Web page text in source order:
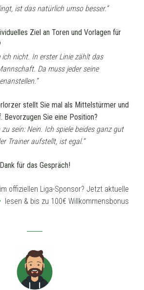
ist das natürlich umso besser.“
Ziel an Toren und Vorlagen für
ich nicht. In erster Linie zählt das
Da muss jeder seine
stellt Sie mal als Mittelstürmer und
Bevorzugen Sie eine Position?
zu sein: Nein. Ich spiele beides ganz gut
Trainer aufstellt, ist egal.“
für das Gespräch!
offiziellen Liga-Sponsor? Jetzt aktuelle
lesen & bis zu 100€ Willkommensbonus